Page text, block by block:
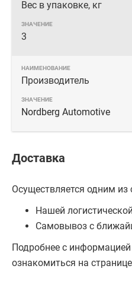
Вес в упаковке, кг
3
Производитель
Nordberg Automotive
Доставка
Осуществляется одним
Нашей
Самовывоз с
Подробнее с
ознакомиться на странице